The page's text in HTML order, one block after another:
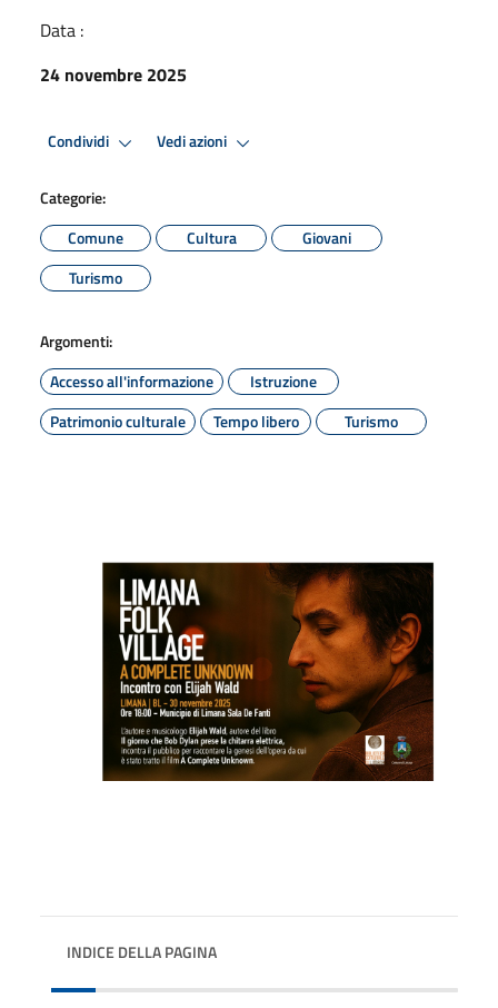
Data :
24 novembre 2025
Condividi Vedi azioni
Categorie:
Comune
Cultura
Giovani
Turismo
Argomenti:
Accesso all'informazione
Istruzione
Patrimonio culturale
Tempo libero Turismo
INDICE DELLA PAGINA